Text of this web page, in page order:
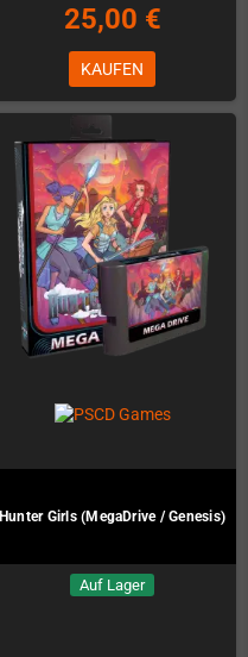
25,00 €
KAUFEN
Hunter Girls (MegaDrive / Genesis)
Auf Lager